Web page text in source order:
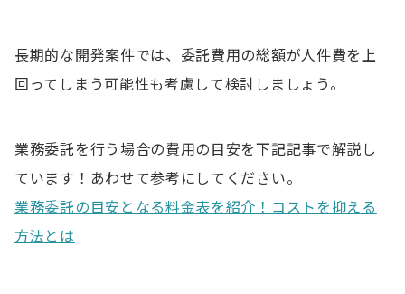
長期的な開発案件では、委託費用の総額が人件費を上
回ってしまう可能性も考慮して検討しましょう。
業務委託を行う場合の費用の目安を下記記事で解説し
ています！あわせて参考にしてください。
業務委託の目安となる料金表を紹介！コストを抑える
方法とは